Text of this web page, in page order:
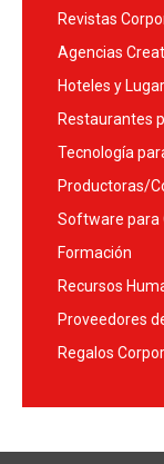
Revistas
Agencias
Hoteles y
Restaurantes
Tecnología
Productoras/
Software para
Formación
Recursos
Proveedores
Regalos